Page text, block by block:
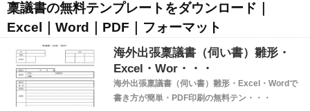
稟議書の無料テンプレートをダウンロード｜
Excel｜Word｜PDF｜フォーマット
海外出張稟議書（伺い書）雛形・
Excel・Wor・・・
海外出張稟議書（伺い書）雛形・Excel・Wordで
書き方が簡単・PDF印刷の無料テン・・・